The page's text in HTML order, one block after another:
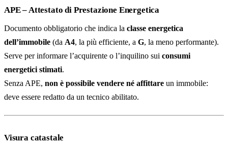
APE – Attestato di Prestazione Energetica
Documento obbligatorio che indica la classe energetica
dell’immobile (da A4, la più efficiente, a G, la meno performante).
Serve per informare l’acquirente o l’inquilino sui consumi
energetici stimati.
Senza APE, non è possibile vendere né affittare un immobile:
deve essere redatto da un tecnico abilitato.
Visura catastale